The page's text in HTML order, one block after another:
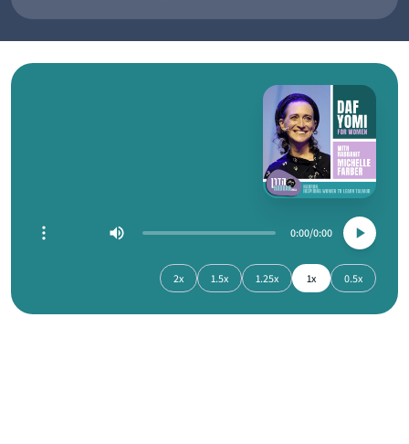
0:00
0:00
0.5x
1x
1.25x
1.5x
2x